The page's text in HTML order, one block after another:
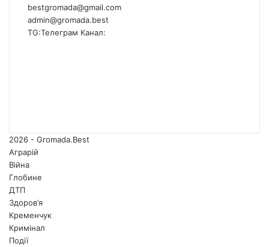
bestgromada@gmail.com
admin@gromada.best
TG:Телеграм Канал:
2026 - Gromada.Best
Аграрій
Війна
Глобине
ДТП
Здоров’я
Кременчук
Кримінал
Події